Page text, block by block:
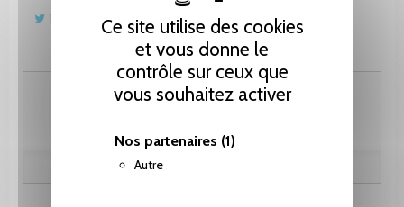
Ce site utilise des cookies
et vous donne le
contrôle sur ceux que
vous souhaitez activer
Nos partenaires (1)
Autre
Tweet Partager Pinterest
51.30 CHF